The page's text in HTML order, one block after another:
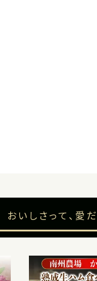
おいしさって、愛だ